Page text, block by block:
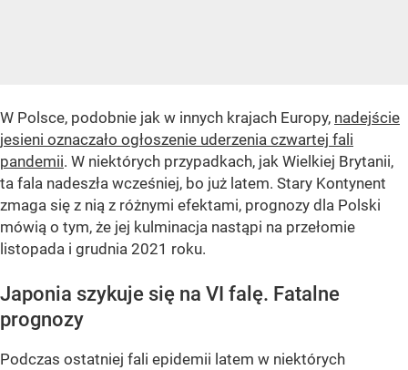
W Polsce, podobnie jak w innych krajach Europy, nadejście
jesieni oznaczało ogłoszenie uderzenia czwartej fali
pandemii. W niektórych przypadkach, jak Wielkiej Brytanii,
ta fala nadeszła wcześniej, bo już latem. Stary Kontynent
zmaga się z nią z różnymi efektami, prognozy dla Polski
mówią o tym, że jej kulminacja nastąpi na przełomie
listopada i grudnia 2021 roku.
Japonia szykuje się na VI falę. Fatalne
prognozy
Podczas ostatniej fali epidemii latem w niektórych